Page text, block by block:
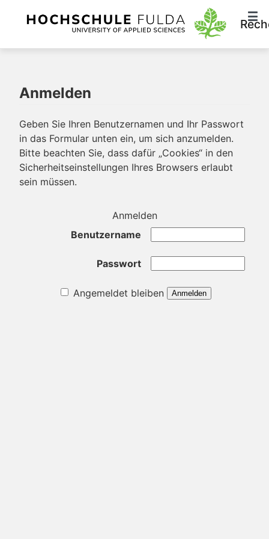
Anmelden
Geben Sie Ihren Benutzernamen und Ihr Passwort
in das Formular unten ein, um sich anzumelden.
Bitte beachten Sie, dass dafür „Cookies“ in den
Sicherheitseinstellungen Ihres Browsers erlaubt
sein müssen.
Anmelden
Benutzername
Passwort
Angemeldet bleiben Anmelden